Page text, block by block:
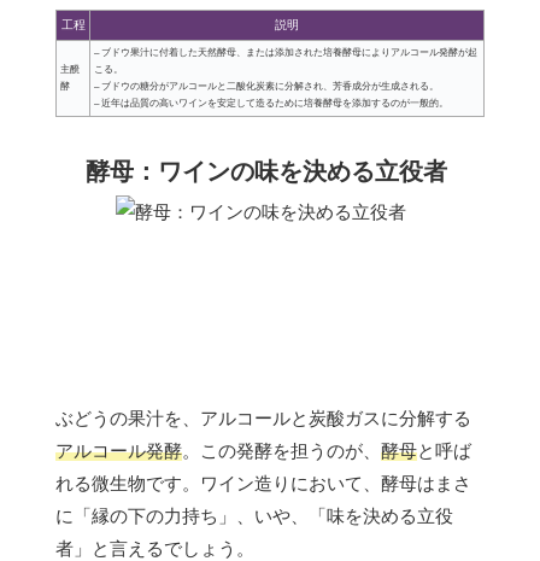
工程 説明
主醗
酵
– ブドウ果汁に付着した天然酵母、または添加された培養酵母によりアルコール発酵が起
こる。
– ブドウの糖分がアルコールと二酸化炭素に分解され、芳香成分が生成される。
– 近年は品質の高いワインを安定して造るために培養酵母を添加するのが一般的。
酵母：ワインの味を決める立役者
ぶどうの果汁を、アルコールと炭酸ガスに分解する
アルコール発酵。この発酵を担うのが、 酵母と呼ば
れる微生物です。ワイン造りにおいて、酵母はまさ
に「縁の下の力持ち」、いや、「味を決める立役
者」と言えるでしょう。